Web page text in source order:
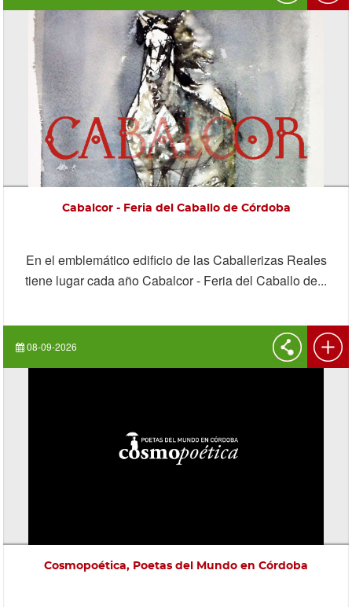
08-09-2026
Cabalcor - Feria del Caballo de Córdoba
En el emblemático edificio de las Caballerizas Reales
tiene lugar cada año Cabalcor - Feria del Caballo de...
Cosmopoética, Poetas del Mundo en Córdoba